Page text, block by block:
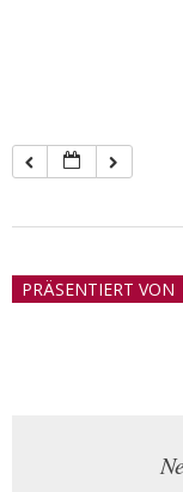
21
PRÄSENTIERT VON